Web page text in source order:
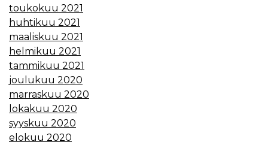
toukokuu 2021
huhtikuu 2021
maaliskuu 2021
helmikuu 2021
tammikuu 2021
joulukuu 2020
marraskuu 2020
lokakuu 2020
syyskuu 2020
elokuu 2020